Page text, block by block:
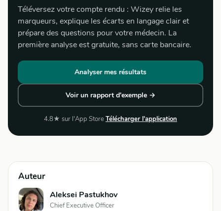
Téléversez votre compte rendu : Wizey relie les
marqueurs, explique les écarts en langage clair et
prépare des questions pour votre médecin. La
première analyse est gratuite, sans carte bancaire.
Analyser mes résultats
Voir un rapport d'exemple →
4.8★ sur l'App StoreTélécharger l'application
Auteur
Aleksei Pastukhov
Chief Executive Officer